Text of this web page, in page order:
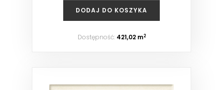
DODAJ DO KOSZYKA
Dostępność: 421,02 m2